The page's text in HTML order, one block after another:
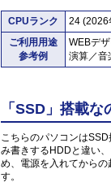
CPUランク
24 (2026
ご利用用途
参考例
WEBデ
演算／
「SSD」搭載
こちらのパソコンは
み書きするHDDと違い
め、電源を入れてから
す。